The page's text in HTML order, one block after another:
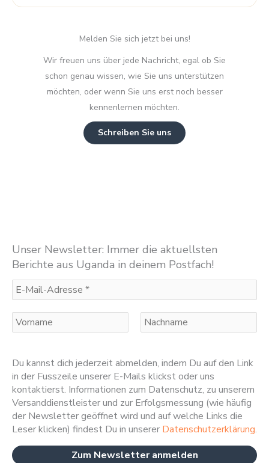
Melden Sie sich jetzt bei uns!
Wir freuen uns über jede Nachricht, egal ob Sie
schon genau wissen, wie Sie uns unterstützen
möchten, oder wenn Sie uns erst noch besser
kennenlernen möchten.
Schreiben Sie uns
Unser Newsletter: Immer die aktuellsten
Berichte aus Uganda in deinem Postfach!
Du kannst dich jederzeit abmelden, indem Du auf den Link
in der Fusszeile unserer E-Mails klickst oder uns
kontaktierst. Informationen zum Datenschutz, zu unserem
Versanddienstleister und zur Erfolgsmessung (wie häufig
der Newsletter geöffnet wird und auf welche Links die
Leser klicken) findest Du in unserer Datenschutzerklärung.